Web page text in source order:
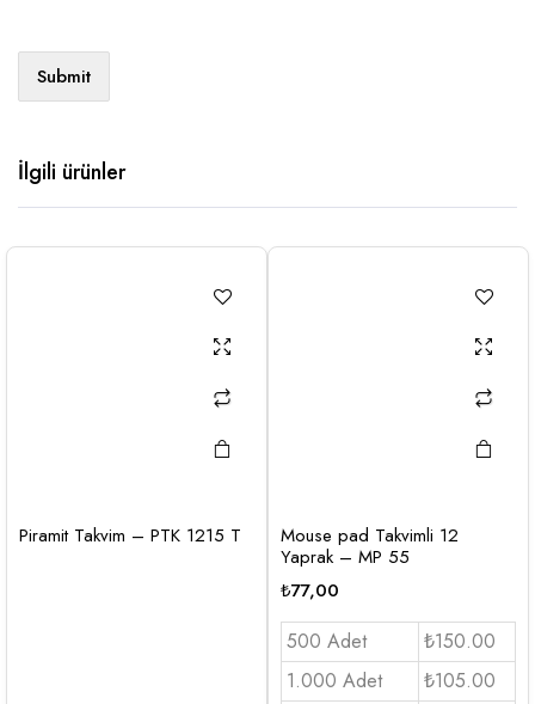
İlgili ürünler
Piramit Takvim – PTK 1215 T
Mouse pad Takvimli 12
Yaprak – MP 55
₺77,00
500 Adet
₺150.00
1.000 Adet
₺105.00